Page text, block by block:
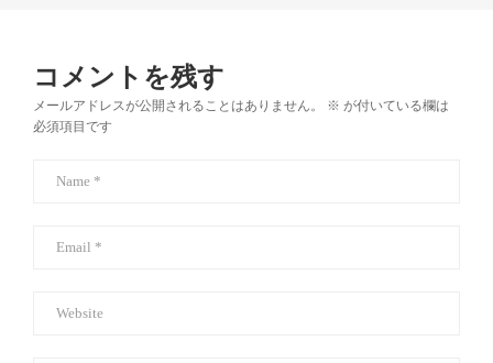
コメントを残す
メールアドレスが公開されることはありません。 ※ が付いている欄は
必須項目です